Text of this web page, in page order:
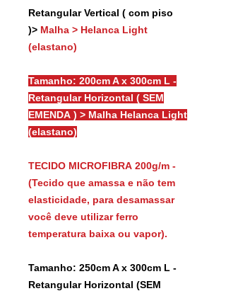
Retangular Vertical ( com piso
)> Malha > Helanca Light
(elastano)
Tamanho: 200cm A x 300cm L -
Retangular Horizontal ( SEM
EMENDA ) > Malha Helanca Light
(elastano)
TECIDO MICROFIBRA 200g/m -
(Tecido que amassa e não tem
elasticidade, para desamassar
você deve utilizar ferro
temperatura baixa ou vapor).
Tamanho: 250cm A x 300cm L -
Retangular Horizontal (SEM